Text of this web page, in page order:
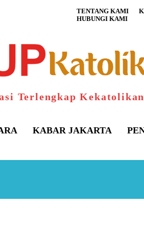
TENTANG KAMI
HUBUNGI KAMI
Terlengkap
KABAR JAKARTA